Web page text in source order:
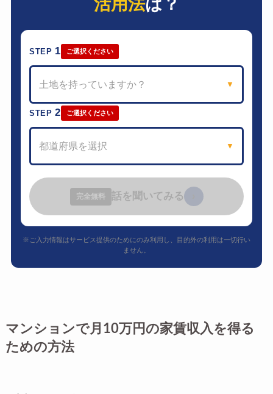
活用法は？
STEP 1 ご選択ください
土地を持っていますか？ ▼
STEP2 ご選択ください
都道府県を選択 ▼
完全無料 話を聞いてみる
※ご入力情報はサービス提供のためにのみ利用し、目的外の利用は一切行い
ません。
マンションで月10万円の家賃収入を得る
ための方法